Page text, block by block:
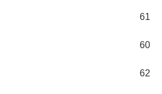
61
60
62